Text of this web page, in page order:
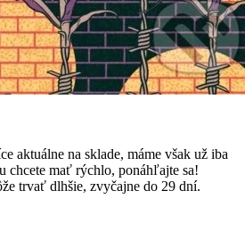
aktuálne na sklade, máme však už iba
chcete mať rýchlo, ponáhľajte sa!
trvať dlhšie, zvyčajne do 29 dní.